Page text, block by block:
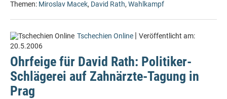
Themen: Miroslav Macek, David Rath, Wahlkampf
Tschechien Online | Veröffentlicht am:
20.5.2006
Ohrfeige für David Rath: Politiker-
Schlägerei auf Zahnärzte-Tagung in
Prag